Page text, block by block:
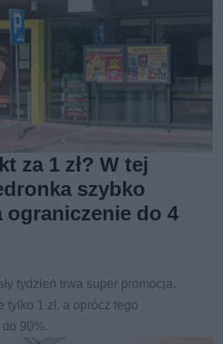
za 1 zł? W tej
szybko
ograniczenie do 4
tydzień trwa super promocja.
tylko 1 zł, a oprócz tego
90%.